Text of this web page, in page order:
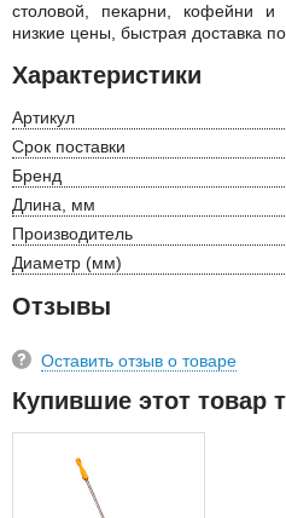
столовой, пекарни, кофейни и
низкие цены, быстрая доставка по
Характеристики
Артикул
Срок поставки
Бренд
Длина, мм
Производитель
Диаметр (мм)
Отзывы
Оставить отзыв о товаре
Купившие этот товар